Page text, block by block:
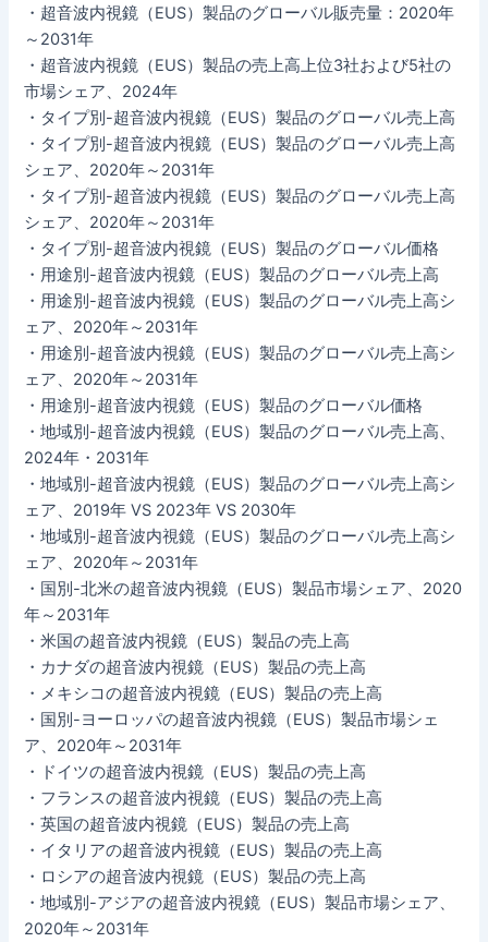
・超音波内視鏡（EUS）製品のグローバル販売量：2020年
～2031年
・超音波内視鏡（EUS）製品の売上高上位3社および5社の
市場シェア、2024年
・タイプ別-超音波内視鏡（EUS）製品のグローバル売上高
・タイプ別-超音波内視鏡（EUS）製品のグローバル売上高
シェア、2020年～2031年
・タイプ別-超音波内視鏡（EUS）製品のグローバル売上高
シェア、2020年～2031年
・タイプ別-超音波内視鏡（EUS）製品のグローバル価格
・用途別-超音波内視鏡（EUS）製品のグローバル売上高
・用途別-超音波内視鏡（EUS）製品のグローバル売上高シ
ェア、2020年～2031年
・用途別-超音波内視鏡（EUS）製品のグローバル売上高シ
ェア、2020年～2031年
・用途別-超音波内視鏡（EUS）製品のグローバル価格
・地域別-超音波内視鏡（EUS）製品のグローバル売上高、
2024年・2031年
・地域別-超音波内視鏡（EUS）製品のグローバル売上高シ
ェア、2019年 VS 2023年 VS 2030年
・地域別-超音波内視鏡（EUS）製品のグローバル売上高シ
ェア、2020年～2031年
・国別-北米の超音波内視鏡（EUS）製品市場シェア、2020
年～2031年
・米国の超音波内視鏡（EUS）製品の売上高
・カナダの超音波内視鏡（EUS）製品の売上高
・メキシコの超音波内視鏡（EUS）製品の売上高
・国別-ヨーロッパの超音波内視鏡（EUS）製品市場シェ
ア、2020年～2031年
・ドイツの超音波内視鏡（EUS）製品の売上高
・フランスの超音波内視鏡（EUS）製品の売上高
・英国の超音波内視鏡（EUS）製品の売上高
・イタリアの超音波内視鏡（EUS）製品の売上高
・ロシアの超音波内視鏡（EUS）製品の売上高
・地域別-アジアの超音波内視鏡（EUS）製品市場シェア、
2020年～2031年